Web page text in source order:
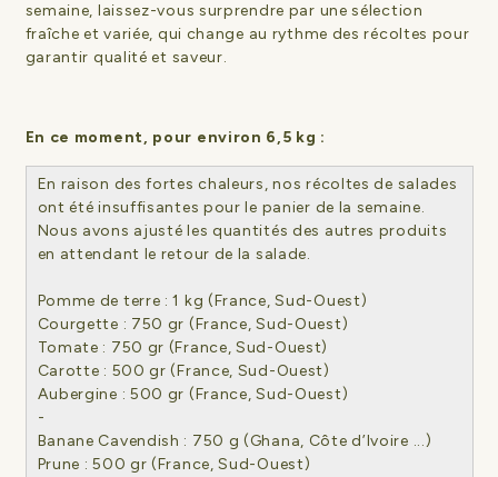
semaine, laissez-vous surprendre par une sélection
fraîche et variée, qui change au rythme des récoltes pour
garantir qualité et saveur.
En ce moment, pour environ 6,5 kg :
En raison des fortes chaleurs, nos récoltes de salades
ont été insuffisantes pour le panier de la semaine.
Nous avons ajusté les quantités des autres produits
en attendant le retour de la salade.
Pomme de terre : 1 kg (France, Sud-Ouest)
Courgette : 750 gr (France, Sud-Ouest)
Tomate : 750 gr (France, Sud-Ouest)
Carotte : 500 gr (France, Sud-Ouest)
Aubergine : 500 gr (France, Sud-Ouest)
-
Banane Cavendish : 750 g (Ghana, Côte d’Ivoire ...)
Prune : 500 gr (France, Sud-Ouest)